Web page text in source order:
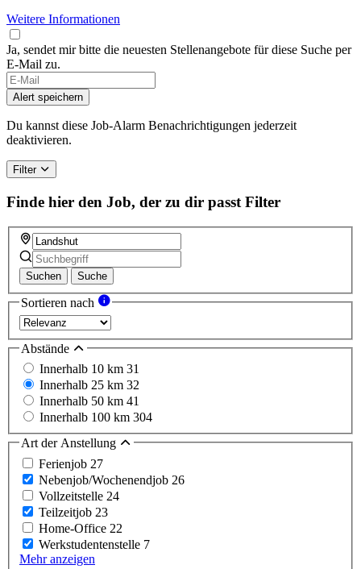
Weitere Informationen
Ja, sendet mir bitte die neuesten Stellenangebote für diese Suche per
E-Mail zu.
Alert speichern
Du kannst diese Job-Alarm Benachrichtigungen jederzeit
deaktivieren.
Filter
Finde hier den Job, der zu dir passt Filter
Suchen Suche
Sortieren nach
Abstände
Innerhalb 10 km 31
Innerhalb 25 km 32
Innerhalb 50 km 41
Innerhalb 100 km 304
Art der Anstellung
Ferienjob 27
Nebenjob/Wochenendjob 26
Vollzeitstelle 24
Teilzeitjob 23
Home-Office 22
Werkstudentenstelle 7
Mehr anzeigen